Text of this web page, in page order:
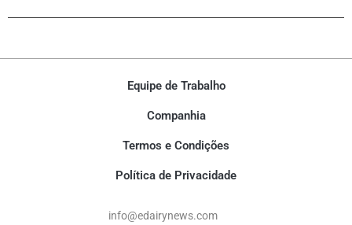
Equipe de Trabalho
Companhia
Termos e Condições
Política de Privacidade
info@edairynews.com